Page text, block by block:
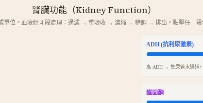
腎臟功能（Kidney Function）
單位。血液經 4 段處理：過濾 → 重吸收 → 濃縮 → 精調 → 排出。點擊任一段
ADH (抗利尿激素)
高 ADH → 集尿管水通道
醛固酮